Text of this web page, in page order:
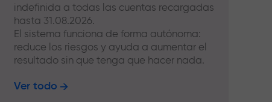
indefinida a todas las cuentas recargadas
hasta 31.08.2026.
El sistema funciona de forma autónoma:
reduce los riesgos y ayuda a aumentar el
resultado sin que tenga que hacer nada.
Ver todo